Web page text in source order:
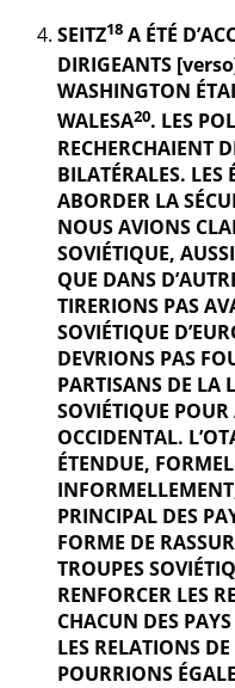
SEITZ18 A ÉTÉ
DIRIGEANTS
WASHINGTON
WALESA20. LES
RECHERCHAIENT
BILATÉRALES. LES
ABORDER LA
NOUS AVIONS
SOVIÉTIQUE,
QUE DANS
TIRERIONS PAS
SOVIÉTIQUE
DEVRIONS PAS
PARTISANS DE LA
SOVIÉTIQUE
OCCIDENTAL.
ÉTENDUE,
INFORMELLEMENT,
PRINCIPAL DES
FORME DE
TROUPES
RENFORCER LES
CHACUN DES
LES RELATIONS
POURRIONS